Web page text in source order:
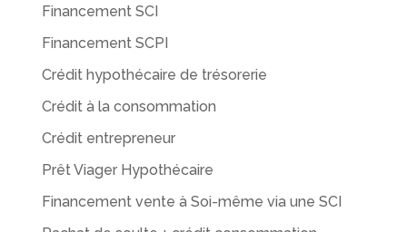
Financement SCI
Financement SCPI
Crédit hypothécaire de trésorerie
Crédit à la consommation
Crédit entrepreneur
Prêt Viager Hypothécaire
Financement vente à Soi-même via une SCI